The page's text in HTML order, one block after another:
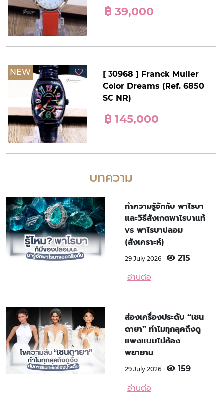
฿ 39,000
NEW
[ 30968 ] Franck Muller
Color Dreams (Ref. 6850
SC NR)
฿ 145,000
บทความ
ทำความรู้จักกับ พาไรบา
และวิธีสังเกตพาไรบาแท้
vs พาไรบาปลอม
(สังเคราะห์)
29 July 2026 215
อ่านต่อ
ส่องเครื่องประดับ “เซน
ดายา” ทำไมทุกลุคถึงดู
แพงแบบไม่ต้อง
พยายาม
29 July 2026 159
อ่านต่อ